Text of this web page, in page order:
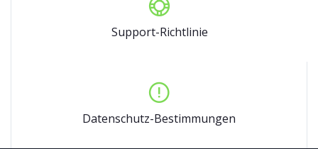
Support-Richtlinie
Datenschutz-Bestimmungen